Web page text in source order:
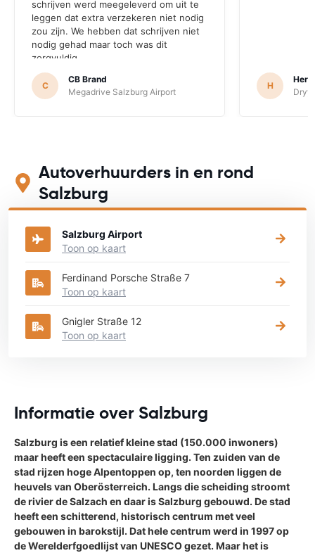
schrijven werd meegeleverd om uit te
leggen dat extra verzekeren niet nodig
zou zijn. We hebben dat schrijven niet
nodig gehad maar toch was dit
zorgvuldig
C
CB Brand
Megadrive Salzburg Airport
H
Autoverhuurders in en rond
Salzburg
Bekijk op onderstaande kaart waar je een auto kunt huren
Salzburg Airport
Toon op kaart
Ferdinand Porsche Straße 7
Toon op kaart
Gnigler Straße 12
Toon op kaart
Informatie over Salzburg
Salzburg is een relatief kleine stad (150.000 inwoners)
maar heeft een spectaculaire ligging. Ten zuiden van de
stad rijzen hoge Alpentoppen op, ten noorden liggen de
heuvels van Oberösterreich. Langs die scheiding stroomt
de rivier de Salzach en daar is Salzburg gebouwd. De stad
heeft een schitterend, historisch centrum met veel
gebouwen in barokstijl. Dat hele centrum werd in 1997 op
de Werelderfgoedlijst van UNESCO gezet. Maar het is